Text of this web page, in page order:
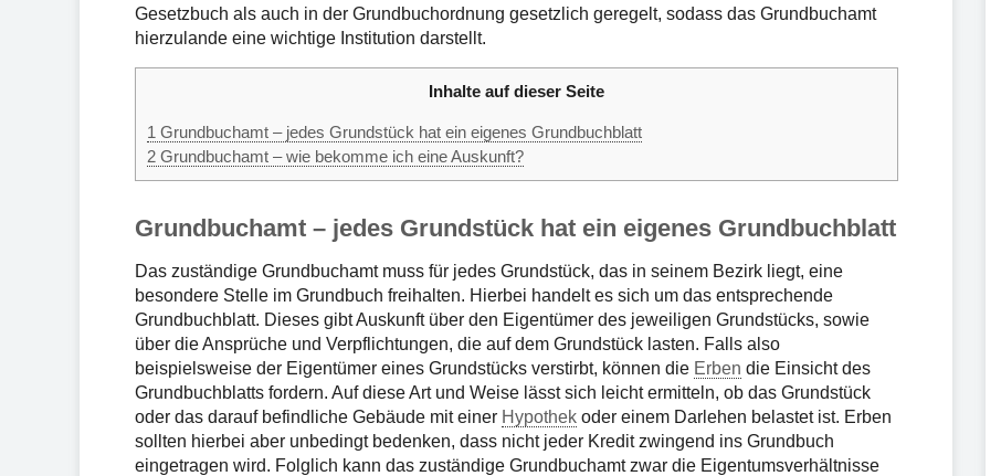
Gesetzbuch als auch in der Grundbuchordnung gesetzlich geregelt, sodass das Grundbuchamt
hierzulande eine wichtige Institution darstellt.
Inhalte auf dieser Seite
1 Grundbuchamt – jedes Grundstück hat ein eigenes Grundbuchblatt
2 Grundbuchamt – wie bekomme ich eine Auskunft?
Grundbuchamt – jedes Grundstück hat ein eigenes Grundbuchblatt
Das zuständige Grundbuchamt muss für jedes Grundstück, das in seinem Bezirk liegt, eine
besondere Stelle im Grundbuch freihalten. Hierbei handelt es sich um das entsprechende
Grundbuchblatt. Dieses gibt Auskunft über den Eigentümer des jeweiligen Grundstücks, sowie
über die Ansprüche und Verpflichtungen, die auf dem Grundstück lasten. Falls also
beispielsweise der Eigentümer eines Grundstücks verstirbt, können die Erben die Einsicht des
Grundbuchblatts fordern. Auf diese Art und Weise lässt sich leicht ermitteln, ob das Grundstück
oder das darauf befindliche Gebäude mit einer Hypothek oder einem Darlehen belastet ist. Erben
sollten hierbei aber unbedingt bedenken, dass nicht jeder Kredit zwingend ins Grundbuch
eingetragen wird. Folglich kann das zuständige Grundbuchamt zwar die Eigentumsverhältnisse